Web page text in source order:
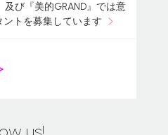
及び『美的GRAND』では意
トを募集しています